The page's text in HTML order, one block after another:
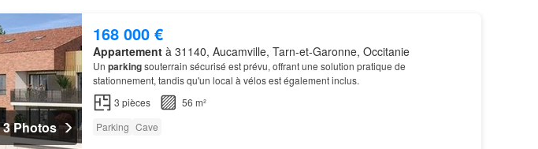
3 Photos
168 000 €
Appartementà 31140, Aucamville, Tarn-et-Garonne, Occitanie
Un parkingsouterrain sécurisé est prévu, offrant une solution pratique de
stationnement, tandis qu'un local à vélos est également inclus.
3 pièces
56 m²
Parking Cave